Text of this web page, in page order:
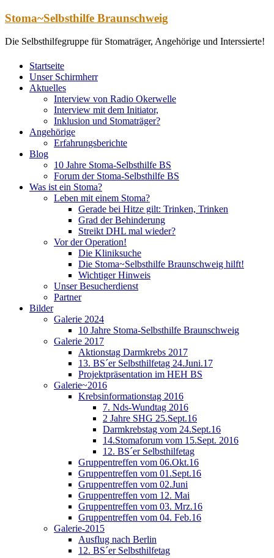
Zum
springen
Stoma~Selbsthilfe Braunschweig
Die Selbsthilfegruppe für Stomaträger, Angehörige und Interssierte!
Startseite
Unser Schirmherr
Aktuelles
Interview von Radio Okerwelle
Interview mit dem Initiator,
Inklusion und Stomaträger?
Angehörige
Erfahrungsberichte
Blog
10 Jahre Stoma-Selbsthilfe BS
Forum der Stoma-Selbsthilfe BS
Was ist ein Stoma?
Leben mit einem Stoma?
Gerade bei Hitze gilt: Trinken, Trinken
Grad der Behinderung
Streikt DHL mal wieder?
Vor der Operation!
Die Kliniksuche
Die Stoma~Selbsthilfe Braunschweig hilft!
Wichtiger Hinweis
Unser Besucherdienst
Partner
Bilder
Galerie 2024
10 Jahre Stoma-Selbsthilfe Braunschweig
Galerie 2017
Aktionstag Darmkrebs 2017
13. BS´er Selbsthilfetag 24.Juni.17
Projektpräsentation im HEH BS
Galerie~2016
Krebsinformationstag 2016
7. Nds-Wundtag 2016
2 Jahre SHG 25.Sept.16
Darmkrebstag vom 24.Sept.16
14.Stomaforum vom 15.Sept. 2016
12. BS´er Selbsthilfetag
Gruppentreffen vom 06.Okt.16
Gruppentreffen vom 01.Sept.16
Gruppentreffen vom 02.Juni
Gruppentreffen vom 12. Mai
Gruppentreffen vom 03. Mrz.16
Gruppentreffen vom 04. Feb.16
Galerie-2015
Ausflug nach Berlin
12. BS´er Selbsthilfetag